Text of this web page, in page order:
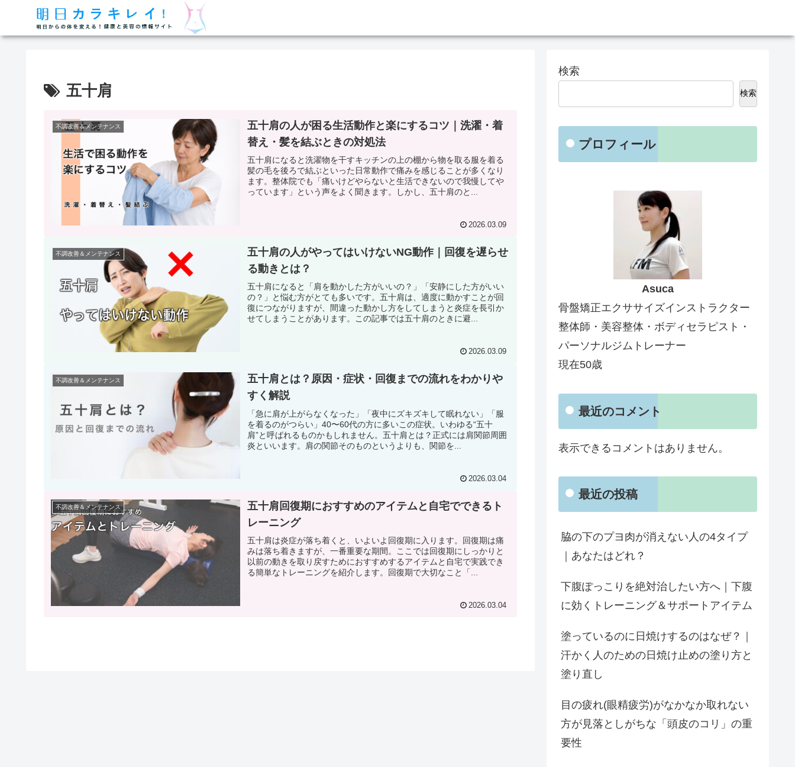
五十肩
不調改善＆メンテナンス
五十肩の人が困る生活動作と楽にするコツ｜洗濯・着
替え・髪を結ぶときの対処法
五十肩になると洗濯物を干すキッチンの上の棚から物を取る服を着る
髪の毛を後ろで結ぶといった日常動作で痛みを感じることが多くなり
ます。整体院でも「痛いけどやらないと生活できないので我慢してや
っています」という声をよく聞きます。しかし、五十肩のと...
2026.03.09
不調改善＆メンテナンス
五十肩の人がやってはいけないNG動作｜回復を遅らせ
る動きとは？
五十肩になると「肩を動かした方がいいの？」「安静にした方がいい
の？」と悩む方がとても多いです。五十肩は、適度に動かすことが回
復につながりますが、間違った動かし方をしてしまうと炎症を長引か
せてしまうことがあります。この記事では五十肩のときに避...
2026.03.09
不調改善＆メンテナンス
五十肩とは？原因・症状・回復までの流れをわかりや
すく解説
「急に肩が上がらなくなった」「夜中にズキズキして眠れない」「服
を着るのがつらい」40〜60代の方に多いこの症状。いわゆる“五十
肩”と呼ばれるものかもしれません。五十肩とは？正式には肩関節周囲
炎といいます。肩の関節そのものというよりも、関節を...
2026.03.04
不調改善＆メンテナンス
五十肩回復期におすすめのアイテムと自宅でできるト
レーニング
五十肩は炎症が落ち着くと、いよいよ回復期に入ります。回復期は痛
みは落ち着きますが、一番重要な期間。ここでは回復期にしっかりと
以前の動きを取り戻すためにおすすめするアイテムと自宅で実践でき
る簡単なトレーニングを紹介します。回復期で大切なこと「...
2026.03.04
検索
検索
プロフィール
Asuca
骨盤矯正エクササイズインストラクター
整体師・美容整体・ボディセラピスト・
パーソナルジムトレーナー
現在50歳
最近のコメント
表示できるコメントはありません。
最近の投稿
脇の下のプヨ肉が消えない人の4タイプ
｜あなたはどれ？
下腹ぽっこりを絶対治したい方へ｜下腹
に効くトレーニング＆サポートアイテム
塗っているのに日焼けするのはなぜ？｜
汗かく人のための日焼け止めの塗り方と
塗り直し
目の疲れ(眼精疲労)がなかなか取れない
方が見落としがちな「頭皮のコリ」の重
要性